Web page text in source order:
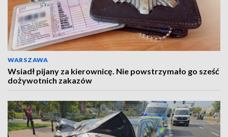
WARSZAWA
Wsiadł pijany za kierownicę. Nie powstrzymało go sześć
dożywotnich zakazów